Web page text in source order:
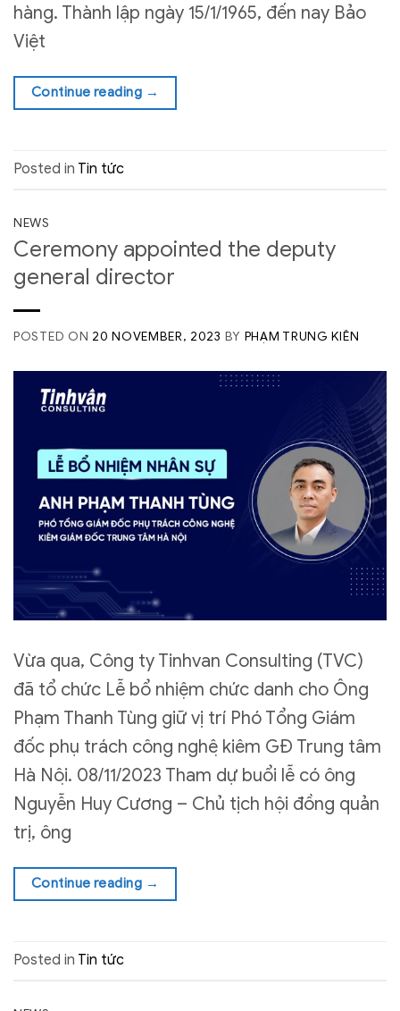
hàng. Thành lập ngày 15/1/1965, đến nay Bảo
Việt
Continue reading →
Posted in Tin tức
NEWS
Ceremony appointed the deputy
general director
POSTED ON 20 NOVEMBER, 2023 BY PHẠM TRUNG KIÊN
Vừa qua, Công ty Tinhvan Consulting (TVC)
đã tổ chức Lễ bổ nhiệm chức danh cho Ông
Phạm Thanh Tùng giữ vị trí Phó Tổng Giám
đốc phụ trách công nghệ kiêm GĐ Trung tâm
Hà Nội. 08/11/2023 Tham dự buổi lễ có ông
Nguyễn Huy Cương – Chủ tịch hội đồng quản
trị, ông
Continue reading →
Posted in Tin tức